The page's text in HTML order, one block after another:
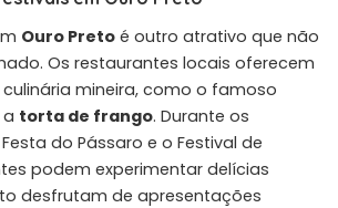
Ouro Preto é outro atrativo que não
Os restaurantes locais oferecem
mineira, como o famoso
torta de frango. Durante os
do Pássaro e o Festival de
podem experimentar delícias
desfrutam de apresentações